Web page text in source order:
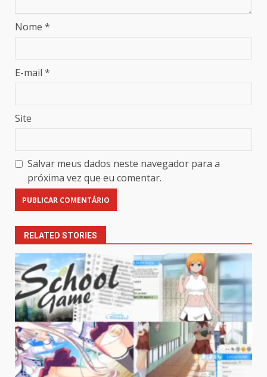
Nome *
E-mail *
Site
Salvar meus dados neste navegador para a
próxima vez que eu comentar.
RELATED STORIES